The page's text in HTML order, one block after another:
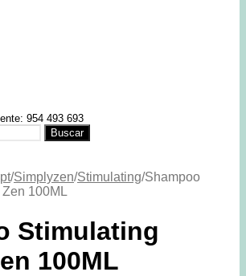
954 493 693
Buscar
/Simplyzen/Stimulating/Shampoo
100ML
Stimulating
100ML